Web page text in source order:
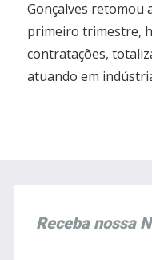
Gonçalves retomou
primeiro trimestre,
contratações,
atuando em
Receba nossa